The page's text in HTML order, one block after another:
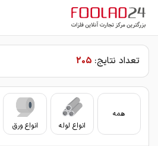
تعداد نتایج: 205
همه
انواع لوله
انواع ورق